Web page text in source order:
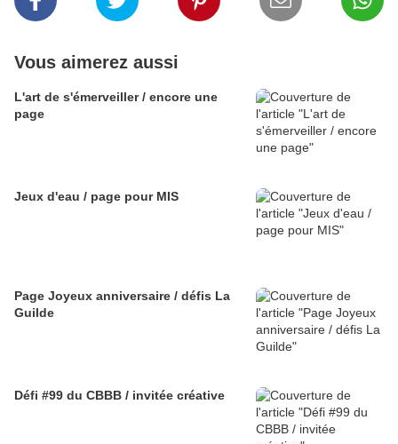
Vous aimerez aussi
L'art de s'émerveiller / encore une
page
Jeux d'eau / page pour MIS
Page Joyeux anniversaire / défis La
Guilde
Défi #99 du CBBB / invitée créative